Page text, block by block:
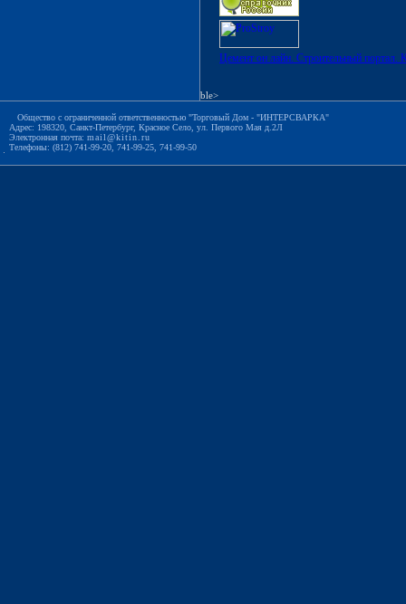
Цемент он лайн. Строительный портал.
ble>
Общество с ограниченной ответственностью "Торговый Дом - "ИНТЕРСВАРКА"
Адрес: 198320, Санкт-Петербург, Красное Село, ул. Первого Мая д.2Л
Электронная почта: mail@kitin.ru
Телефоны: (812) 741-99-20, 741-99-25, 741-99-50